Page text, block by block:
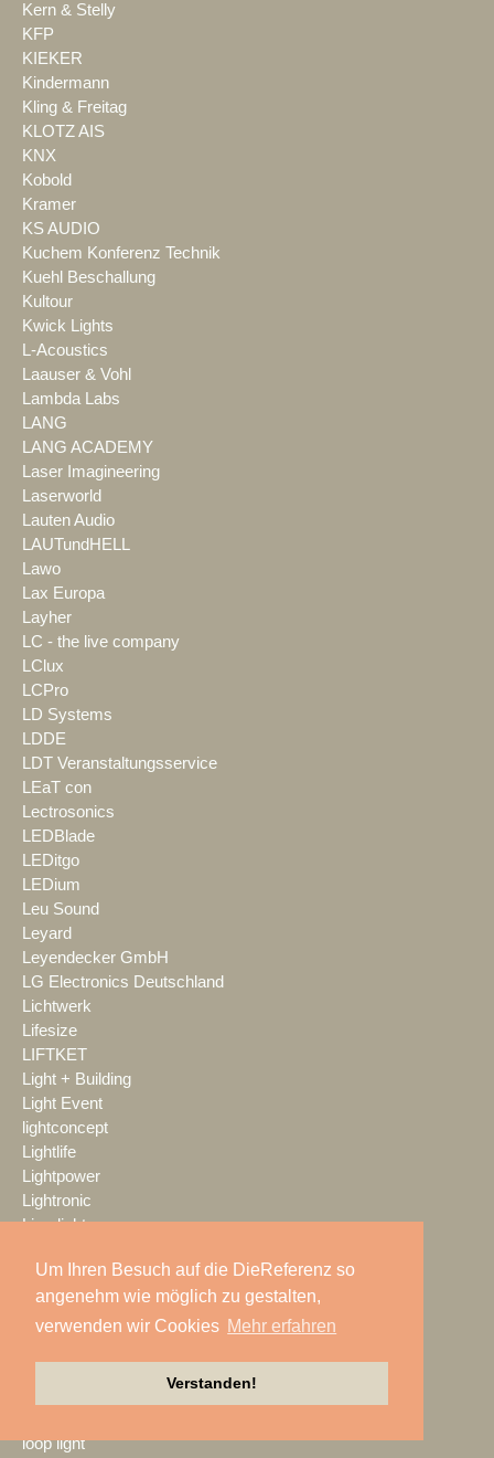
Um Ihren Besuch auf die DieReferenz so
angenehm wie möglich zu gestalten,
verwenden wir Cookies Mehr erfahren
Verstanden!
Kern & Stelly
KFP
KIEKER
Kindermann
Kling & Freitag
KLOTZ AIS
KNX
Kobold
Kramer
KS AUDIO
Kuchem Konferenz Technik
Kuehl Beschallung
Kultour
Kwick Lights
L-Acoustics
Laauser & Vohl
Lambda Labs
LANG
LANG ACADEMY
Laser Imagineering
Laserworld
Lauten Audio
LAUTundHELL
Lawo
Lax Europa
Layher
LC - the live company
LClux
LCPro
LD Systems
LDDE
LDT Veranstaltungsservice
LEaT con
Lectrosonics
LEDBlade
LEDitgo
LEDium
Leu Sound
Leyard
Leyendecker GmbH
LG Electronics Deutschland
Lichtwerk
Lifesize
LIFTKET
Light + Building
Light Event
lightconcept
Lightlife
Lightpower
Lightronic
Limelight
Litepanels
livewelt
LK AG
loop light